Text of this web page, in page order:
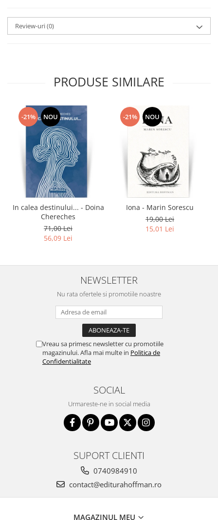
Review-uri(0)
PRODUSE SIMILARE
-21% NOU
In calea destinului... - Doina
Chereches
71,00 Lei
56,09 Lei
-21% NOU
Iona - Marin Sorescu
19,00 Lei
15,01 Lei
NEWSLETTER
Nu rata ofertele si promotiile noastre
Vreau sa primesc newsletter cu promotiile
magazinului. Afla mai multe in Politica de
Confidentialitate
SOCIAL
Urmareste-ne in social media
SUPORT CLIENTI
0740984910
contact@editurahoffman.ro
MAGAZINUL MEU